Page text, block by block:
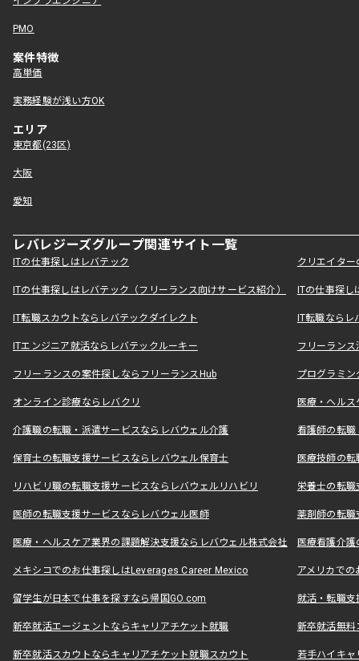
PMO
案件特徴
高単価
実務経験が浅い方OK
エリア
東京都(23区)
大阪
愛知
レバレジーズグループ関連サイト一覧
ITの仕事探しはレバテック クリエイタ
ITの仕事探しはレバテック（フリーランス向けサービス紹介） ITの仕事探
IT転職スカウトならレバテックダイレクト IT転職なら
ITエンジニア就活ならレバテックルーキー フリーラン
フリーランスの案件探しならフリーランスHub プログラミ
オンライン診療ならレバクリ 医療・ヘル
介護職の転職・派遣サービスならレバウェル介護 看護師の転
保育士の転職支援サービスならレバウェル保育士 医療技師の
リハビリ職の転職支援サービスならレバウェルリハビリ 栄養士の転
医師の転職支援サービスならレバウェル医師 薬剤師の転
医療・ヘルスケア業界の課題解決支援ならレバウェル株式会社 医療看護介
メキシコでのお仕事探しはLeverages Career Mexico アメリカで
留学生が日本で仕事を探すなら帰国GO.com 就活・転職
新卒就活エージェントならキャリアチケット就職 新卒就活無料
新卒就活スカウトならキャリアチケット就職スカウト 若手ハイキ